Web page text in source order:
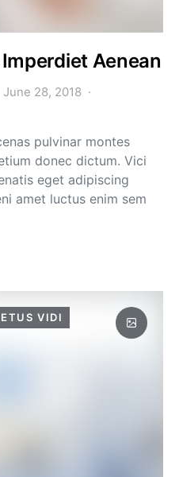
Aenean
June 28, 2018
pulvinar montes
donec dictum. Vici
eget adipiscing
amet luctus enim sem
VIDI